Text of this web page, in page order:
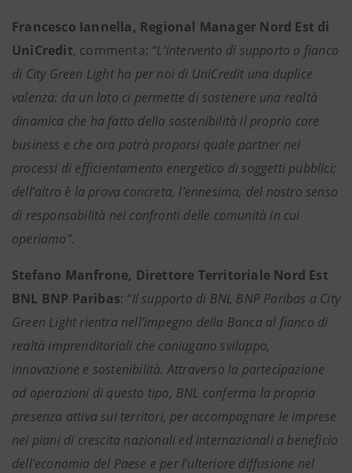
Francesco Iannella, Regional Manager Nord Est di
UniCredit, commenta: “L’intervento di supporto a fianco
di City Green Light ha per noi di UniCredit una duplice
valenza: da un lato ci permette di sostenere una realtà
dinamica che ha fatto della sostenibilità il proprio core
business e che ora potrà proporsi quale partner nei
processi di efficientamento energetico di soggetti pubblici;
dell’altro è la prova concreta, l’ennesima, del nostro senso
di responsabilità nei confronti delle comunità in cui
operiamo".
Stefano Manfrone, Direttore Territoriale Nord Est
BNL BNP Paribas: “Il supporto di BNL BNP Paribas a City
Green Light rientra nell’impegno della Banca al fianco di
realtà imprenditoriali che coniugano sviluppo,
innovazione e sostenibilità. Attraverso la partecipazione
ad operazioni di questo tipo, BNL conferma la propria
presenza attiva sui territori, per accompagnare le imprese
nei piani di crescita nazionali ed internazionali a beneficio
dell’economia del Paese e per l’ulteriore diffusione nel